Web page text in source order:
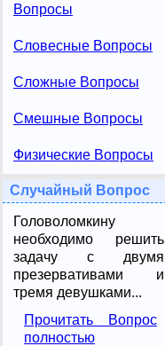
Вопросы
Словесные Вопросы
Сложные Вопросы
Смешные Вопросы
Физические Вопросы
Случайный Вопрос
Головоломкину
необходимо решить
задачу с двумя
презервативами и
тремя девушками...
Прочитать Вопрос
полностью